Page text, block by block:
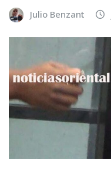
Julio Benzant